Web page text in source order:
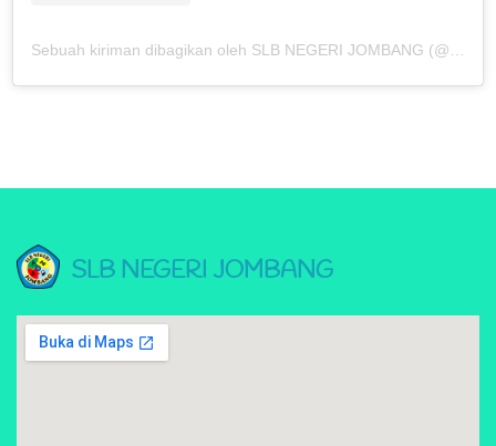
SLB NEGERI JOMBANG